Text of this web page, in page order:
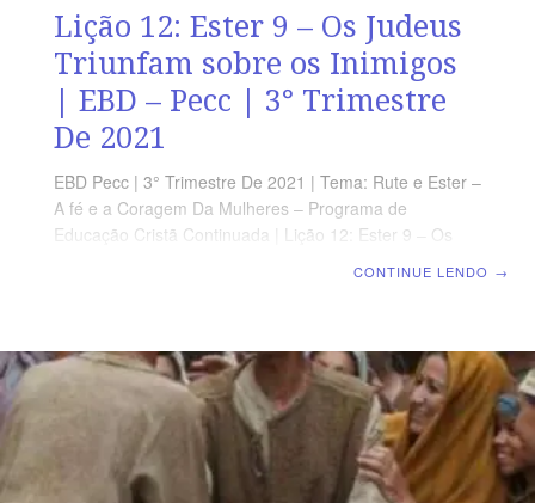
Lição 12: Ester 9 – Os Judeus
Triunfam sobre os Inimigos
| EBD – Pecc | 3° Trimestre
De 2021
EBD Pecc | 3° Trimestre De 2021 | Tema: Rute e Ester –
A fé e a Coragem Da Mulheres – Programa de
Educação Cristã Continuada | Lição 12: Ester 9 – Os
número da página. ORIENTAÇÃO PEDAGÓGICA Em
Ester 9 há 32 versos. Sugerimos começar a aula lendo,
com todos os presentes, Ester 9.1-19 (5 a 7 min.). A
revista
CONTINUE LENDO →